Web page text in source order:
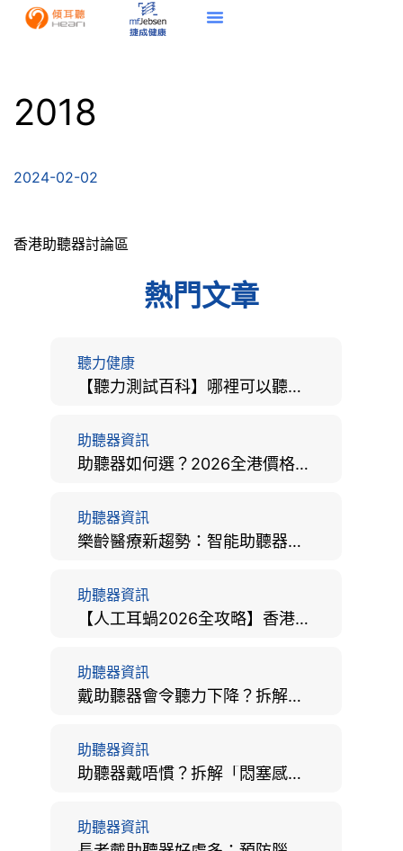
2018
2024-02-02
香港助聽器討論區
熱門文章
聽力健康
【聽力測試百科】哪裡可以聽力檢查？費用、標準、流程、在家聽力檢測與iPhone測試全攻略
助聽器資訊
助聽器如何選？2026全港價格比較、款式分析及老人選購全攻略
助聽器資訊
樂齡醫療新趨勢：智能助聽器結合 AI 眼底相機，如何全方位守護長者健康？
助聽器資訊
【人工耳蝸2026全攻略】香港手術費用、原理與副作用評估！
助聽器資訊
戴助聽器會令聽力下降？拆解越戴越聾迷思與聽覺剝奪真相
助聽器資訊
助聽器戴唔慣？拆解「悶塞感」成因、堵耳效應與 4 週適應期全攻略
助聽器資訊